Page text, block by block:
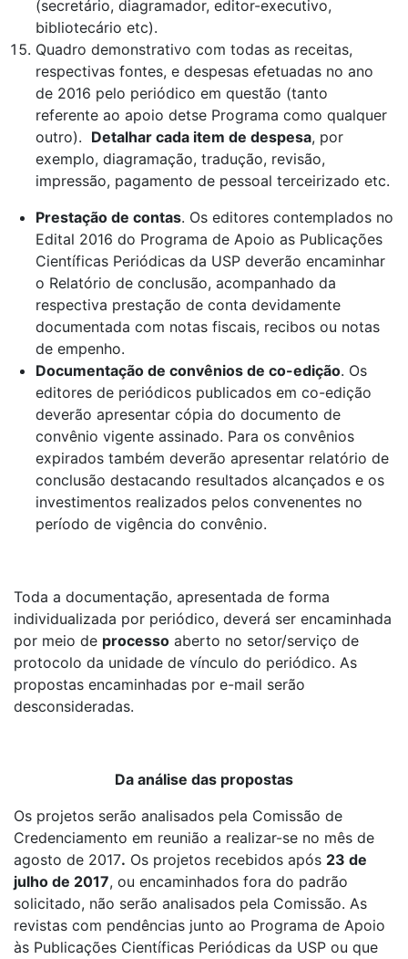
(secretário, diagramador, editor-executivo,
bibliotecário etc).
Quadro demonstrativo com todas as receitas,
respectivas fontes, e despesas efetuadas no ano
de 2016 pelo periódico em questão (tanto
referente ao apoio detse Programa como qualquer
outro). Detalhar cada item de despesa, por
exemplo, diagramação, tradução, revisão,
impressão, pagamento de pessoal terceirizado etc.
Prestação de contas. Os editores contemplados no
Edital 2016 do Programa de Apoio as Publicações
Científicas Periódicas da USP deverão encaminhar
o Relatório de conclusão, acompanhado da
respectiva prestação de conta devidamente
documentada com notas fiscais, recibos ou notas
de empenho.
Documentação de convênios de co-edição. Os
editores de periódicos publicados em co-edição
deverão apresentar cópia do documento de
convênio vigente assinado. Para os convênios
expirados também deverão apresentar relatório de
conclusão destacando resultados alcançados e os
investimentos realizados pelos convenentes no
período de vigência do convênio.
Toda a documentação, apresentada de forma
individualizada por periódico, deverá ser encaminhada
por meio de processo aberto no setor/serviço de
protocolo da unidade de vínculo do periódico. As
propostas encaminhadas por e-mail serão
desconsideradas.
Da análise das propostas
Os projetos serão analisados pela Comissão de
Credenciamento em reunião a realizar-se no mês de
agosto de 2017. Os projetos recebidos após 23 de
julho de 2017, ou encaminhados fora do padrão
solicitado, não serão analisados pela Comissão. As
revistas com pendências junto ao Programa de Apoio
às Publicações Científicas Periódicas da USP ou que